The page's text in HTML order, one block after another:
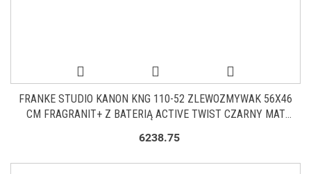
FRANKE STUDIO KANON KNG 110-52 ZLEWOZMYWAK 56X46
CM FRAGRANIT+ Z BATERIĄ ACTIVE TWIST CZARNY MAT
6238.75